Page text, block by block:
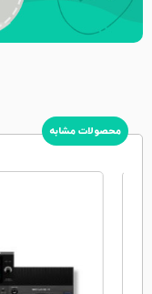
محصولات مشابه